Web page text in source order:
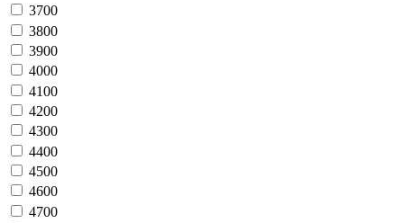
3700
3800
3900
4000
4100
4200
4300
4400
4500
4600
4700